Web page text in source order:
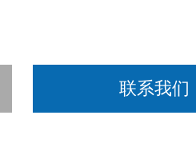
联系我们